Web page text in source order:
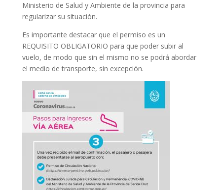
Ministerio de Salud y Ambiente de la provincia para
regularizar su situación.
Es importante destacar que el permiso es un
REQUISITO OBLIGATORIO para que poder subir al
vuelo, de modo que sin el mismo no se podrá abordar
el medio de transporte, sin excepción.